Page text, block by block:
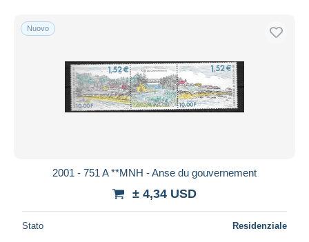
Nuovo
2001 - 751 A **MNH - Anse du gouvernement
± 4,34 USD
Stato Residenziale